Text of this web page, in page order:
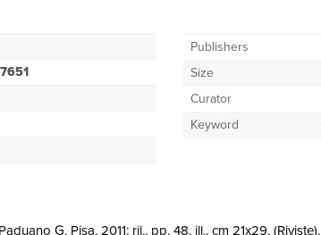
Publishers
Size
Curator
Keyword
G. Pisa, 2011; ril., pp. 48, ill., cm 21x29. (Riviste).